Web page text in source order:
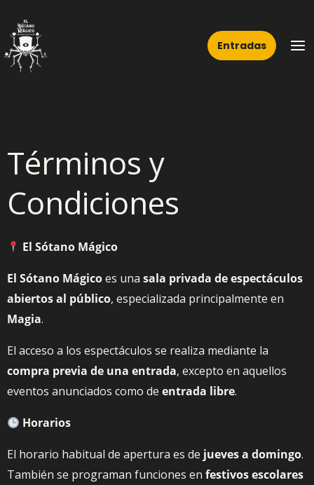
contenido
Entradas
Términos y
Condiciones
El Sótano Mágico
El Sótano Mágicoes una sala privada de espectáculos
abiertos al público, especializada principalmente en
Magia.
El acceso a los espectáculos se realiza mediante la
compra previa de una entrada, excepto en aquellos
eventos anunciados como de entrada libre.
Horarios
El horario habitual de apertura es de jueves a domingo.
También se programan funciones en festivos escolares